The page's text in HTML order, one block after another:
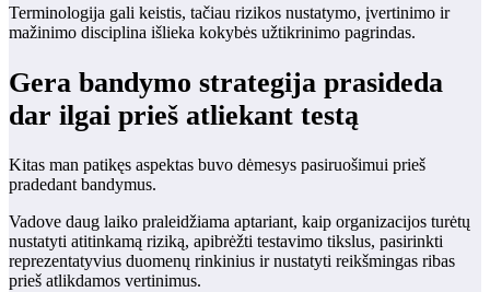
Terminologija gali keistis, tačiau rizikos nustatymo, įvertinimo ir
mažinimo disciplina išlieka kokybės užtikrinimo pagrindas.
Gera bandymo strategija prasideda
dar ilgai prieš atliekant testą
Kitas man patikęs aspektas buvo dėmesys pasiruošimui prieš
pradedant bandymus.
Vadove daug laiko praleidžiama aptariant, kaip organizacijos turėtų
nustatyti atitinkamą riziką, apibrėžti testavimo tikslus, pasirinkti
reprezentatyvius duomenų rinkinius ir nustatyti reikšmingas ribas
prieš atlikdamos vertinimus.